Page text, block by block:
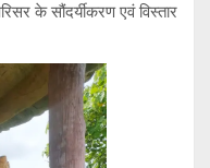
के सौंदर्यीकरण एवं विस्तार